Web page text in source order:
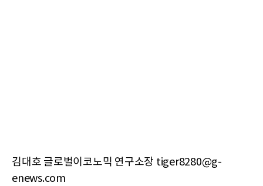
김대호 글로벌이코노믹 연구소장 tiger8280@g-
enews.com